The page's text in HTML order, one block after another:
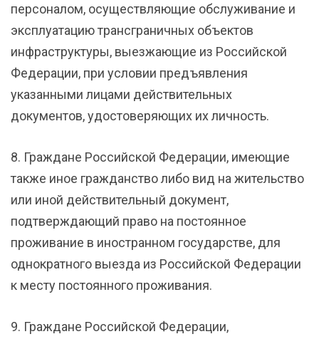
персоналом, осуществляющие обслуживание и
эксплуатацию трансграничных объектов
инфраструктуры, выезжающие из Российской
Федерации, при условии предъявления
указанными лицами действительных
документов, удостоверяющих их личность.
8. Граждане Российской Федерации, имеющие
также иное гражданство либо вид на жительство
или иной действительный документ,
подтверждающий право на постоянное
проживание в иностранном государстве, для
однократного выезда из Российской Федерации
к месту постоянного проживания.
9. Граждане Российской Федерации,